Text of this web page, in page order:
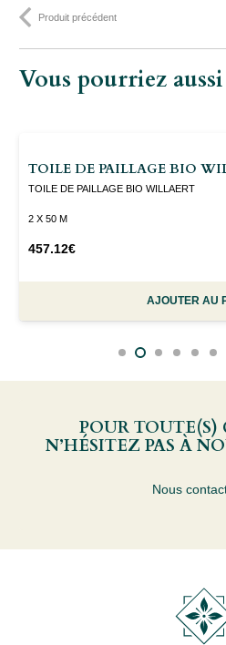
JARDINCLIMATIQUE(FR)
Produit précédent
Vous pourriez
TOILE DE PAILLAGE BIO
TOILE DE PAILLAGE BIO WILLAERT
2 X 50 M
457.12€
AJOUTER AU
POUR TOUTE(S)
N’HÉSITEZ PAS À
Nous